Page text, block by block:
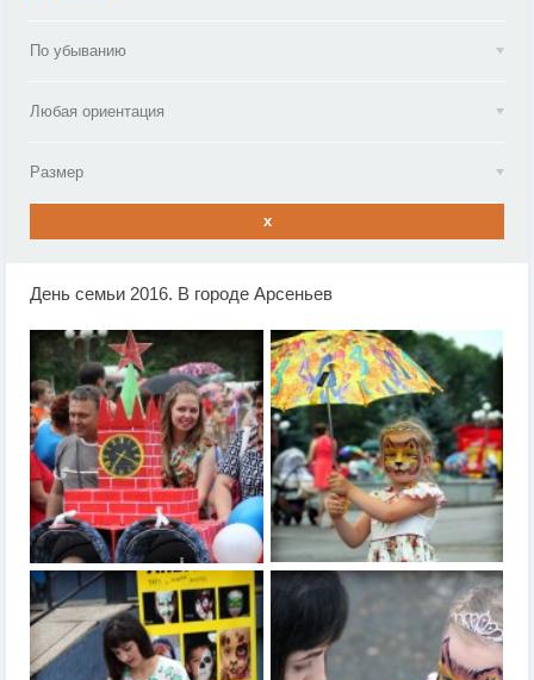
По убыванию
Любая ориентация
Размер
x
День семьи 2016. В городе Арсеньев